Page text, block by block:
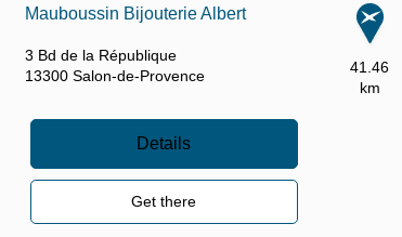
Mauboussin Bijouterie Albert
3 Bd de la République
13300 Salon-de-Provence
Details
Get there
41.46
km